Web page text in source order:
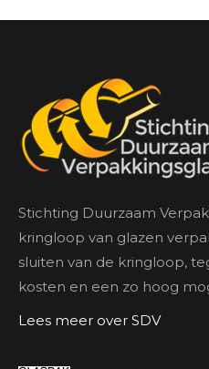
Stichting Duurzaam
kringloop van glazen
sluiten van de kringloop,
kosten en een zo hoog
Lees meer over SDV